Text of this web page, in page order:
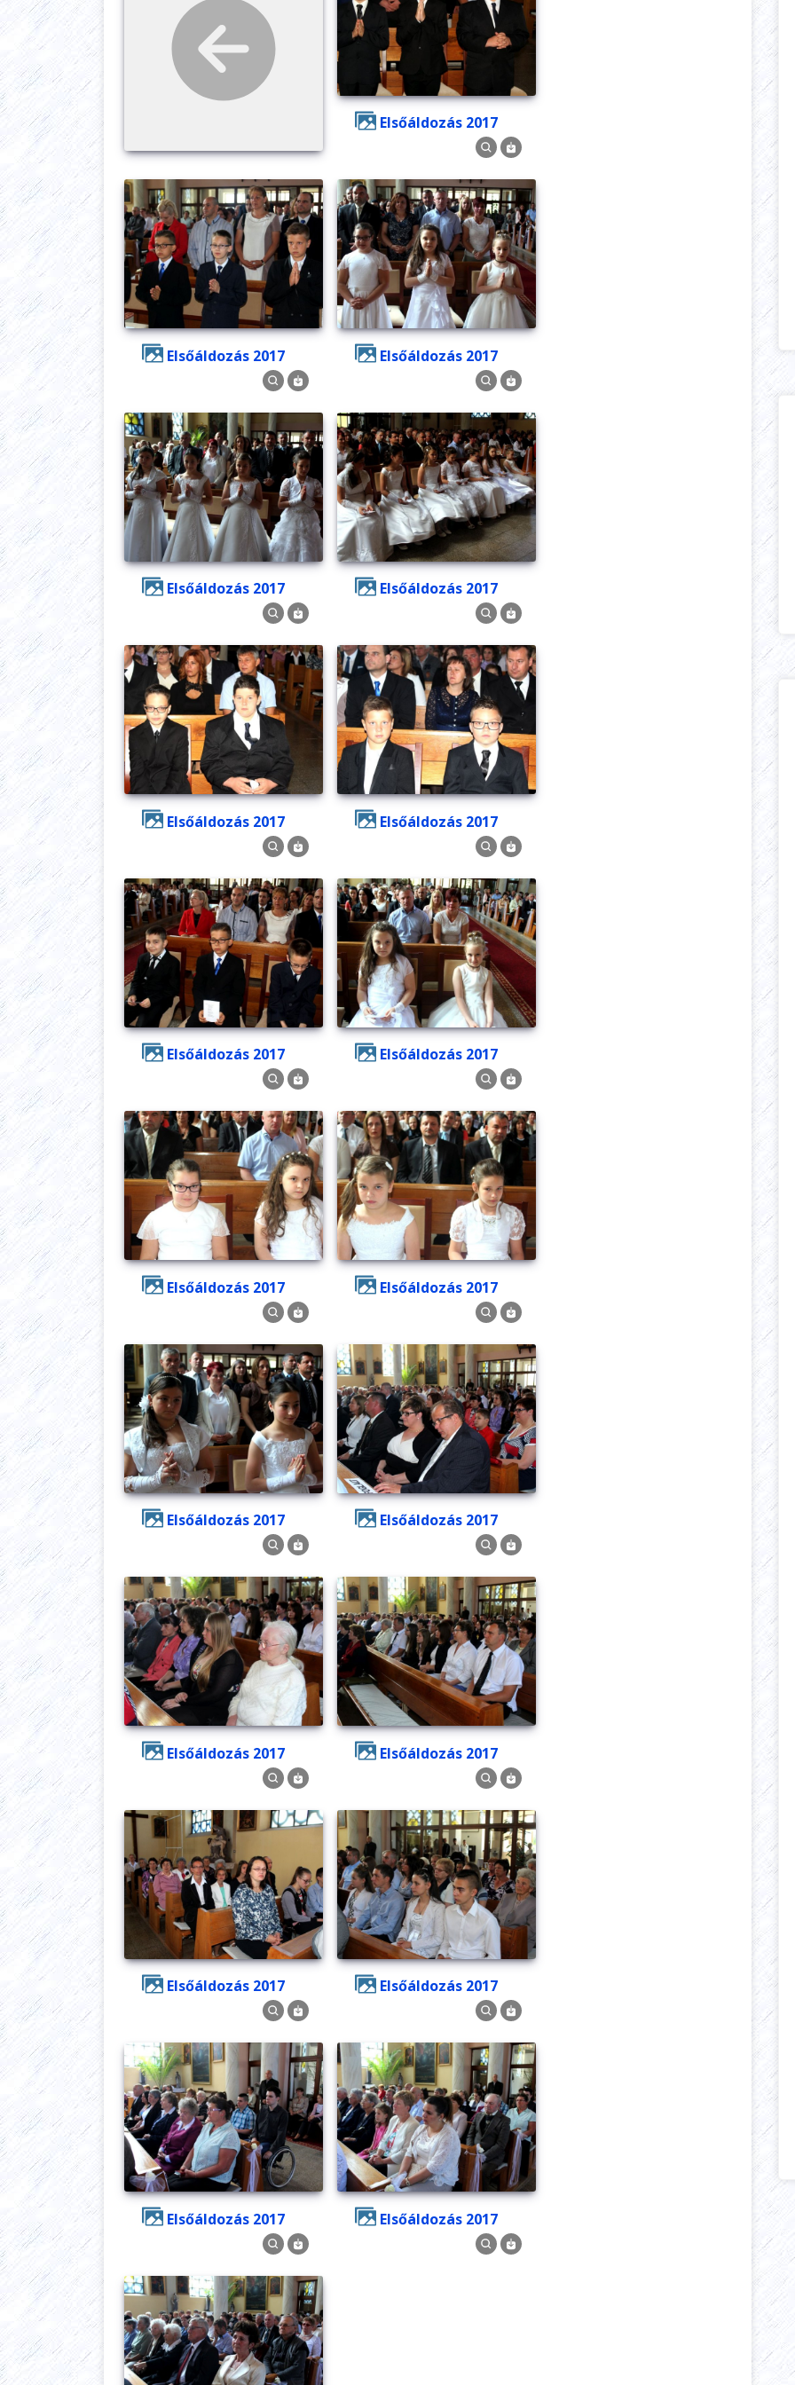
Elsőáldozás 2017
Elsőáldozás 2017 Elsőáldozás 2017
Elsőáldozás 2017 Elsőáldozás 2017
Elsőáldozás 2017 Elsőáldozás 2017
Elsőáldozás 2017 Elsőáldozás 2017
Elsőáldozás 2017 Elsőáldozás 2017
Elsőáldozás 2017 Elsőáldozás 2017
Elsőáldozás 2017 Elsőáldozás 2017
Elsőáldozás 2017 Elsőáldozás 2017
Elsőáldozás 2017 Elsőáldozás 2017